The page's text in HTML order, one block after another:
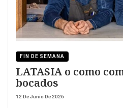
FIN DE SEMANA
LATASIA o como
bocados
12 De Junio De 2026